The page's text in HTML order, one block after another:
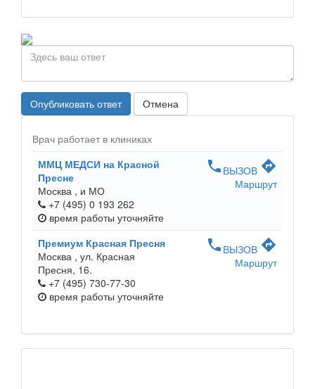
Опубликовать ответ Отмена
Врач работает в клиниках
ММЦ МЕДСИ на Красной
Пресне
Москва , и МО
+7 (495) 0 193 262
время работы уточняйте
phone ВЫЗОВ directions
Маршрут
Премиум Красная Пресня
Москва , ул. Красная
Пресня, 16.
+7 (495) 730-77-30
время работы уточняйте
phone ВЫЗОВ directions
Маршрут